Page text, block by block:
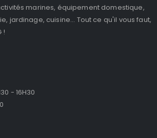
marines, équipement domestique,
jardinage, cuisine... Tout ce qu'il vous faut,
!
- 16H30